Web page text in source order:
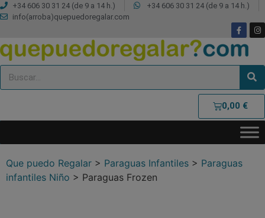
+34 606 30 31 24 (de 9 a 14 h.)
+34 606 30 31 24 (de 9 a 14 h.)
info(arroba)quepuedoregalar.com
0,00 €
Que puedo Regalar > Paraguas Infantiles > Paraguas
infantiles Niño > Paraguas Frozen